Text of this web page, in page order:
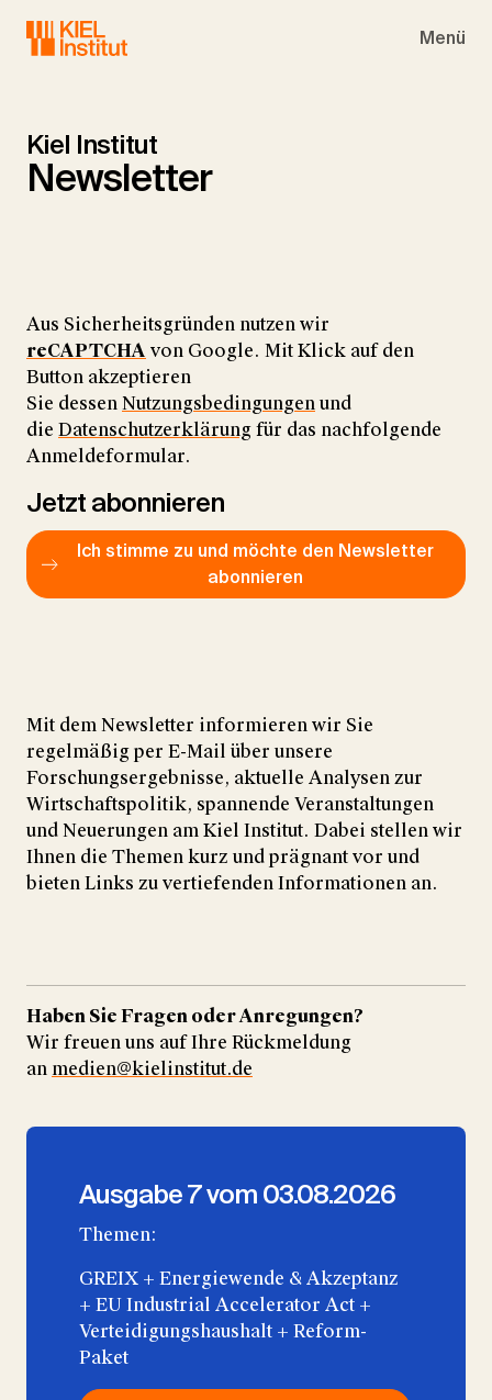
Menü
Kiel Institut
Newsletter
Aus Sicherheitsgründen nutzen wir
reCAPTCHA von Google. Mit Klick auf den
Button akzeptieren
Sie dessenNutzungsbedingungenund
die Datenschutzerklärungfür das nachfolgende
Anmeldeformular.
Jetzt abonnieren
Ich stimme zu und möchte den Newsletter
abonnieren
Mit dem Newsletter informieren wir Sie
regelmäßig per E-Mail über unsere
Forschungsergebnisse, aktuelle Analysen zur
Wirtschaftspolitik, spannende Veranstaltungen
und Neuerungen am Kiel Institut. Dabei stellen wir
Ihnen die Themen kurz und prägnant vor und
bieten Links zu vertiefenden Informationen an.
Haben Sie Fragen oder Anregungen?
Wir freuen uns auf Ihre Rückmeldung
an medien@kielinstitut.de
Ausgabe 7 vom 03.08.2026
Themen:
GREIX + Energiewende & Akzeptanz
+ EU Industrial Accelerator Act +
Verteidigungshaushalt + Reform-
Paket